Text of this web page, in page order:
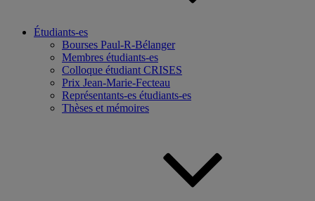
Étudiants-es
Bourses Paul-R-Bélanger
Membres étudiants-es
Colloque étudiant CRISES
Prix Jean-Marie-Fecteau
Représentants-es étudiants-es
Thèses et mémoires